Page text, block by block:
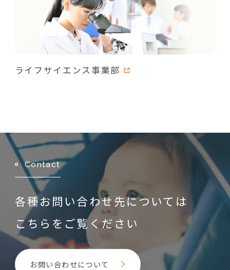
ライフサイエンス事業部
Contact
各種お問い合わせ先については
こちらをご覧ください
お問い合わせについて